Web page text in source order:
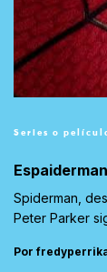
Series o
Spiderman,
Peter Parker
Por